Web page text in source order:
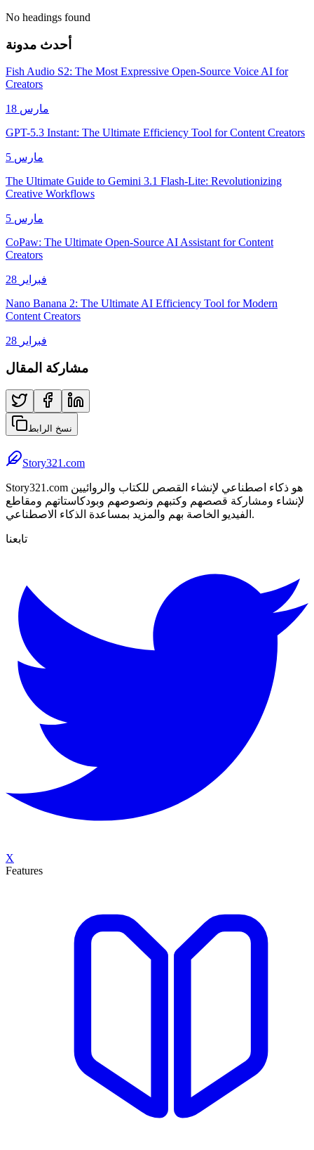
No headings found
أحدث مدونة
Fish Audio S2: The Most Expressive Open-Source Voice AI for
Creators
18 مارس
GPT-5.3 Instant: The Ultimate Efficiency Tool for Content Creators
5 مارس
The Ultimate Guide to Gemini 3.1 Flash-Lite: Revolutionizing
Creative Workflows
5 مارس
CoPaw: The Ultimate Open-Source AI Assistant for Content
Creators
28 فبراير
Nano Banana 2: The Ultimate AI Efficiency Tool for Modern
Content Creators
28 فبراير
مشاركة المقال
نسخ الرابط
Story321.com
Story321.com هو ذكاء اصطناعي لإنشاء القصص للكتاب والروائيين
لإنشاء ومشاركة قصصهم وكتبهم ونصوصهم وبودكاستاتهم ومقاطع
الفيديو الخاصة بهم والمزيد بمساعدة الذكاء الاصطناعي.
تابعنا
X
Features